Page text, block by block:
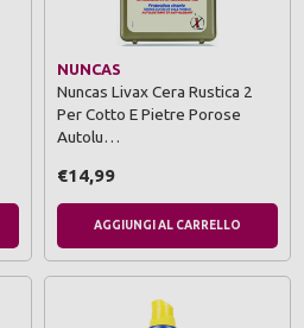
NUNCAS
Nuncas Livax Cera Rustica 2
Per Cotto E Pietre Porose
Autolu…
€14,99
AGGIUNGI AL CARRELLO